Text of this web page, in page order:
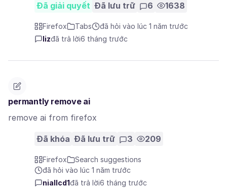
Đã giải quyết Đã lưu trữ 6 1638
Firefox Tabs
đã hỏi vào lúc 1 năm trước
lizđã trả lời6 tháng trước
permantly remove ai
remove ai from firefox
Đã khóa Đã lưu trữ 3 209
Firefox
Search suggestions
đã hỏi vào lúc 1 năm trước
niallcd1đã trả lời6 tháng trước